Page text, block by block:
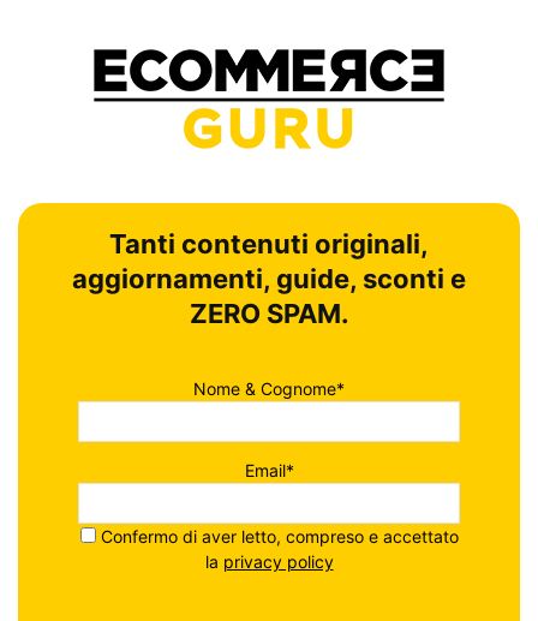
Tanti contenuti originali,
aggiornamenti, guide, sconti e
ZERO SPAM.
Nome & Cognome*
Email*
Confermo di aver letto, compreso e accettato
la privacy policy